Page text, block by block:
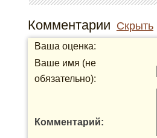
Комментарии Скрыть
Ваша оценка:
Ваше имя (не
обязательно):
Комментарий: